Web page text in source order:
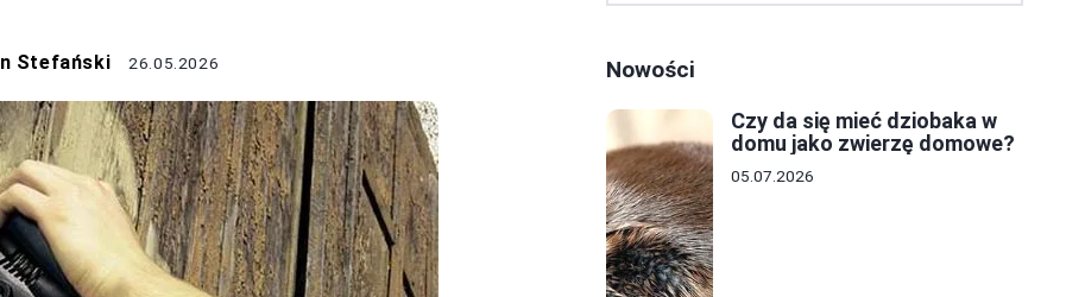
Stefański 26.05.2026 Nowości
Czy da się mieć dziobaka w
domu jako zwierzę domowe?
05.07.2026